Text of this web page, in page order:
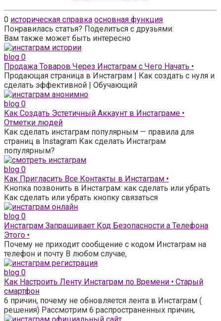
0 историческая справка основная функция
Понравилась статья? Поделиться с друзьями:
Вам также может быть интересно
blog 0
Продажа Товаров Через Инстаграм с Чего Начать •
Продающая страница в Инстаграм | Как создать с нуля и
сделать эффективной | Обучающий
blog 0
Как Создать Эстетичный Аккаунт в Инстаграме •
Отметки людей
Как сделать инстаграм популярным — правила для
страниц в Instagram Как сделать Инстаграм
популярным?
blog 0
Как Пригласить Все Контакты в Инстаграм •
Кнопка позвонить в Инстаграм: как сделать или убрать
Как сделать или убрать кнопку связаться
blog 0
Инстаграм Запрашивает Код Безопасности а Телефона
Этого •
Почему не приходит сообщение с кодом Инстаграм на
телефон и почту В любом случае,
blog 0
Как Настроить Ленту Инстаграм по Времени • Старый
смартфон
6 причин, почему не обновляется лента в Инстаграм (
решения) Рассмотрим 6 распространенных причин,